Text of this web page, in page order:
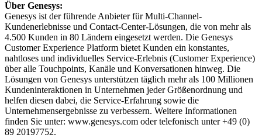
Über Genesys:
Genesys ist der führende Anbieter für Multi-Channel-
Kundenerlebnisse und Contact-Center-Lösungen, die von mehr als
4.500 Kunden in 80 Ländern eingesetzt werden. Die Genesys
Customer Experience Platform bietet Kunden ein konstantes,
nahtloses und individuelles Service-Erlebnis (Customer Experience)
über alle Touchpoints, Kanäle und Konversationen hinweg. Die
Lösungen von Genesys unterstützen täglich mehr als 100 Millionen
Kundeninteraktionen in Unternehmen jeder Größenordnung und
helfen diesen dabei, die Service-Erfahrung sowie die
Unternehmensergebnisse zu verbessern. Weitere Informationen
finden Sie unter: www.genesys.com oder telefonisch unter +49 (0)
89 20197752.